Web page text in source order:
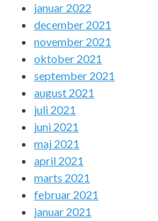
januar 2022
december 2021
november 2021
oktober 2021
september 2021
august 2021
juli 2021
juni 2021
maj 2021
april 2021
marts 2021
februar 2021
januar 2021